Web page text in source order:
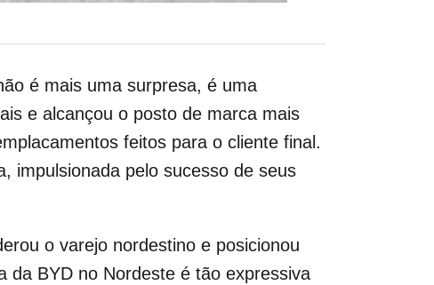
é mais uma surpresa, é uma
e alcançou o posto de marca mais
feitos para o cliente final.
impulsionada pelo sucesso de seus
o varejo nordestino e posicionou
da BYD no Nordeste é tão expressiva